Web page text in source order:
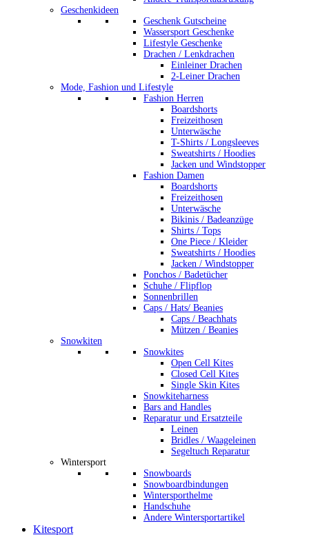
Geschenkideen
Geschenk Gutscheine
Wassersport Geschenke
Lifestyle Geschenke
Drachen / Lenkdrachen
Einleiner Drachen
2-Leiner Drachen
Mode, Fashion und Lifestyle
Fashion Herren
Boardshorts
Freizeithosen
Unterwäsche
T-Shirts / Longsleeves
Sweatshirts / Hoodies
Jacken und Windstopper
Fashion Damen
Boardshorts
Freizeithosen
Unterwäsche
Bikinis / Badeanzüge
Shirts / Tops
One Piece / Kleider
Sweatshirts / Hoodies
Jacken / Windstopper
Ponchos / Badetücher
Schuhe / Flipflop
Sonnenbrillen
Caps / Hats/ Beanies
Caps / Beachhats
Mützen / Beanies
Snowkiten
Snowkites
Open Cell Kites
Closed Cell Kites
Single Skin Kites
Snowkiteharness
Bars and Handles
Reparatur und Ersatzteile
Leinen
Bridles / Waageleinen
Segeltuch Reparatur
Wintersport
Snowboards
Snowboardbindungen
Wintersporthelme
Handschuhe
Andere Wintersportartikel
Kitesport